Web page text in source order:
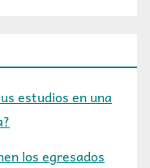
estudios en una
los egresados